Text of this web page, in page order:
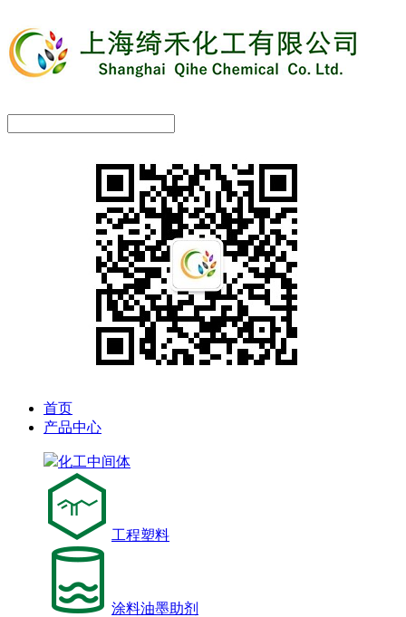
首页
产品中心
化工中间体
工程塑料
涂料油墨助剂